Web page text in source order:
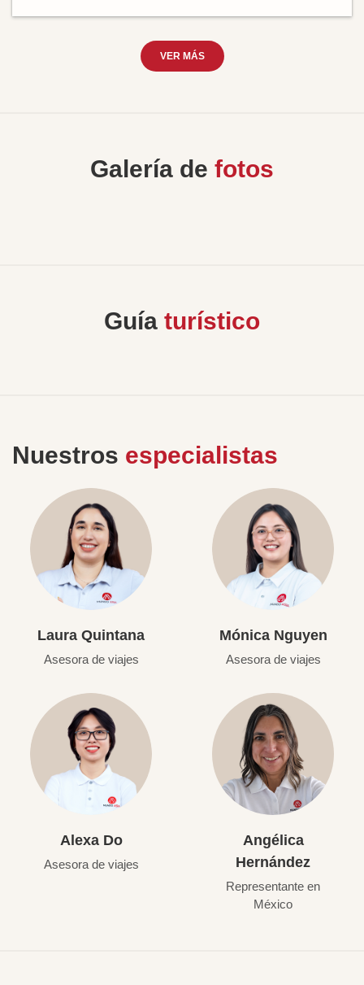
VER MÁS
Galería de fotos
Guía turístico
Nuestros especialistas
Laura Quintana
Asesora de viajes
Mónica Nguyen
Asesora de viajes
Alexa Do
Asesora de viajes
Angélica
Hernández
Representante en
México